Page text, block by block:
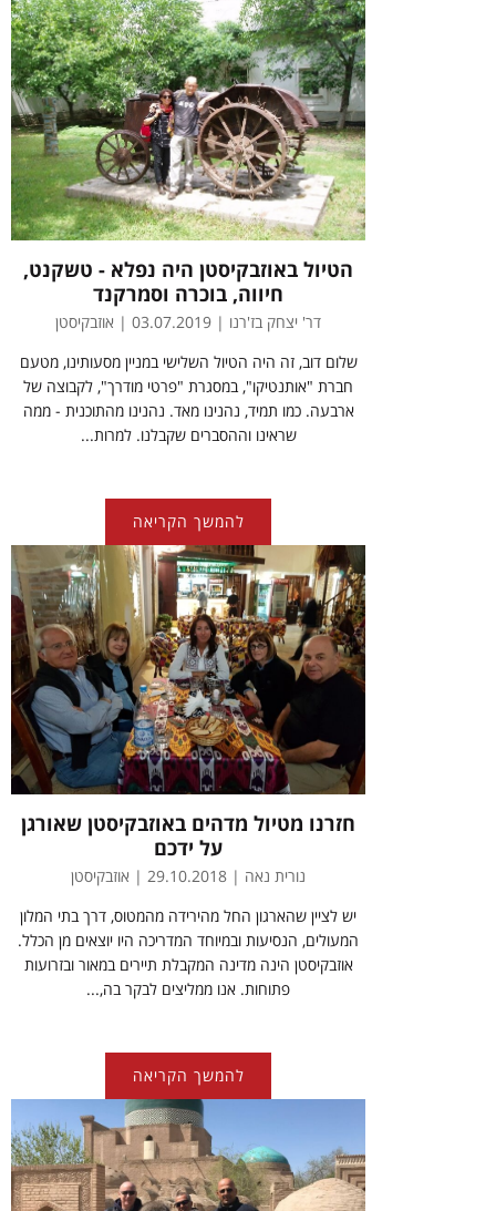
הטיול באוזבקיסטן היה נפלא - טשקנט,
חיווה, בוכרה וסמרקנד
דר' יצחק בז'רנו | 03.07.2019 | אוזבקיסטן
שלום דוב, זה היה הטיול השלישי במניין מסעותינו, מטעם
חברת "אותנטיקו", במסגרת "פרטי מודרך", לקבוצה של
ארבעה. כמו תמיד, נהנינו מאד. נהנינו מהתוכנית - ממה
שראינו וההסברים שקבלנו. למרות...
להמשך הקריאה
חזרנו מטיול מדהים באוזבקיסטן שאורגן
על ידכם
נורית נאה | 29.10.2018 | אוזבקיסטן
יש לציין שהארגון החל מהירידה מהמטוס, דרך בתי המלון
המעולים, הנסיעות ובמיוחד המדריכה היו יוצאים מן הכלל.
אוזבקיסטן הינה מדינה המקבלת תיירים במאור ובזרועות
פתוחות. אנו ממליצים לבקר בה,...
להמשך הקריאה